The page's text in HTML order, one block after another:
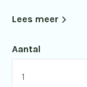
Lees meer
Aantal